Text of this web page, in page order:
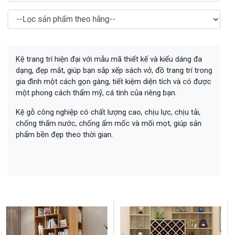
Kệ trang trí hiện đại với mẫu mã thiết kế và kiểu dáng đa
dạng, đẹp mắt, giúp bạn sắp xếp sách vở, đồ trang trí trong
gia đình một cách gọn gàng, tiết kiệm diện tích và có được
một phong cách thẩm mỹ, cá tính của riêng bạn.
Kệ gỗ công nghiệp có chất lượng cao, chịu lực, chịu tải,
chống thấm nước, chống ẩm mốc và mối mọt, giúp sản
phẩm bền đẹp theo thời gian.